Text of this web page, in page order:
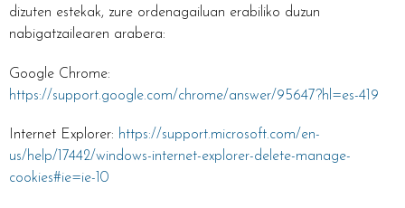
dizuten estekak, zure ordenagailuan erabiliko duzun
nabigatzailearen arabera:
Google Chrome:
https://support.google.com/chrome/answer/95647?hl=es-419
Internet Explorer: https://support.microsoft.com/en-
us/help/17442/windows-internet-explorer-delete-manage-
cookies#ie=ie-10